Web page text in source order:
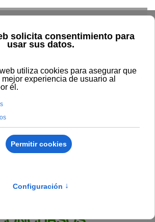
Resolución Rectoral 90/2022, de la
de Andalucía, por la que se aprueba
de Personal de Administración y Servicios
interino (Grupo C, Subgrupo C1)